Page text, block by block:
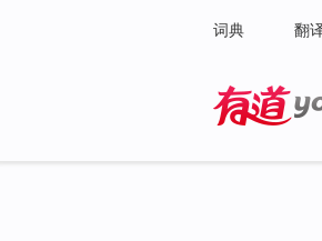
词典 翻